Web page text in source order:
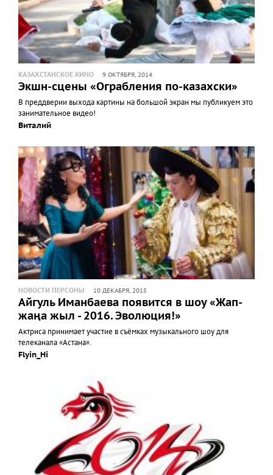
КАЗАХСТАНСКОЕ КИНО 9 ОКТЯБРЯ, 2014
Экшн-сцены «Ограбления по-казахски»
В преддверии выхода картины на большой экран мы публикуем это
занимательное видео!
Виталий
НОВОСТИ ПЕРСОНЫ 10 ДЕКАБРЯ, 2015
Айгуль Иманбаева появится в шоу «Жап-
жаңа жыл - 2016. Эволюция!»
Актриса принимает участие в съёмках музыкального шоу для
телеканала «Астана».
Flyin_Hi